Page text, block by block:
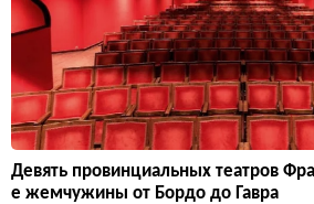
Девять провинциальных театров
е жемчужины от Бордо до Гавра